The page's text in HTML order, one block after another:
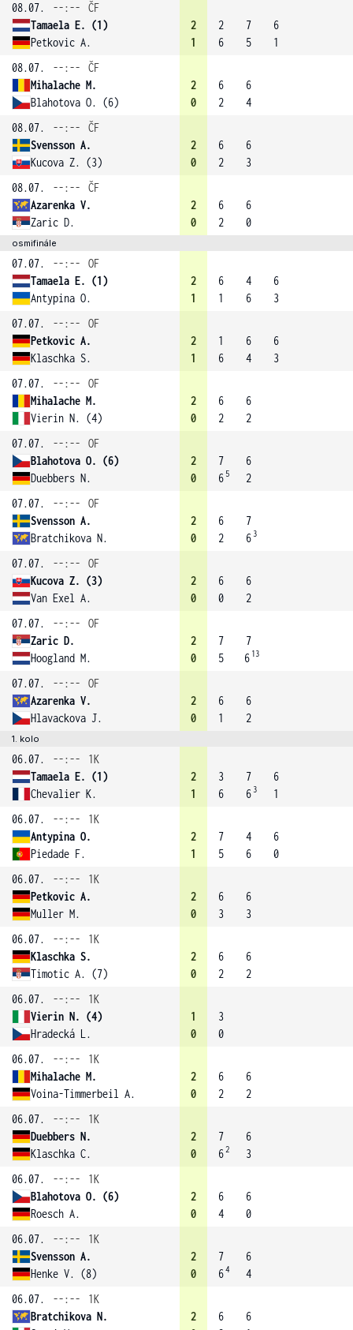
08.07. --:--
ČF
Tamaela E. (1)
Petkovic A.
2
1
2
6
7
5
6
1
08.07.
--:--
ČF
Mihalache M.
Blahotova O. (6)
2
0
6
2
6
4
08.07.
--:--
ČF
Svensson A.
Kucova Z. (3)
2
0
6
2
6
3
08.07.
--:--
ČF
Azarenka V.
Zaric D.
2
0
6
2
6
0
osmifinále
07.07. --:--
OF
Tamaela E. (1)
Antypina O.
2
1
6
1
4
6
6
3
07.07.
--:--
OF
Petkovic A.
Klaschka S.
2
1
1
6
6
4
6
3
07.07.
--:--
OF
Mihalache M.
Vierin N. (4)
2
0
6
2
6
2
07.07.
--:--
OF
Blahotova O. (6)
Duebbers N.
2
0
7
6 5
6
2
07.07.
--:--
OF
Svensson A.
Bratchikova N.
2
0
6
2
7
6 3
07.07. --:--
OF
Kucova Z. (3)
Van Exel A.
2
0
6
0
6
2
07.07.
--:--
OF
Zaric D.
Hoogland M.
2
0
7
5
7
6 13
07.07. --:--
OF
Azarenka V.
Hlavackova J.
2
0
6
1
6
2
1. kolo
06.07. --:--
1K
Tamaela E. (1)
Chevalier K.
2
1
3
6
7
6 3
6
1
06.07.
--:--
1K
Antypina O.
Piedade F.
2
1
7
5
4
6
6
0
06.07.
--:--
1K
Petkovic A.
Muller M.
2
0
6
3
6
3
06.07.
--:--
1K
Klaschka S.
Timotic A. (7)
2
0
6
2
6
2
06.07.
--:--
1K
Vierin N. (4)
Hradecká L.
1
0
3
0
06.07.
--:--
1K
Mihalache M.
Voina-Timmerbeil A.
2
0
6
2
6
2
06.07.
--:--
1K
Duebbers N.
Klaschka C.
2
0
7
62
6
3
06.07.
--:--
1K
Blahotova O. (6)
Roesch A.
2
0
6
4
6
0
06.07.
--:--
1K
Svensson A.
Henke V. (8)
2
0
7
64
6
4
06.07.
--:--
1K
Bratchikova N.
2
6
6